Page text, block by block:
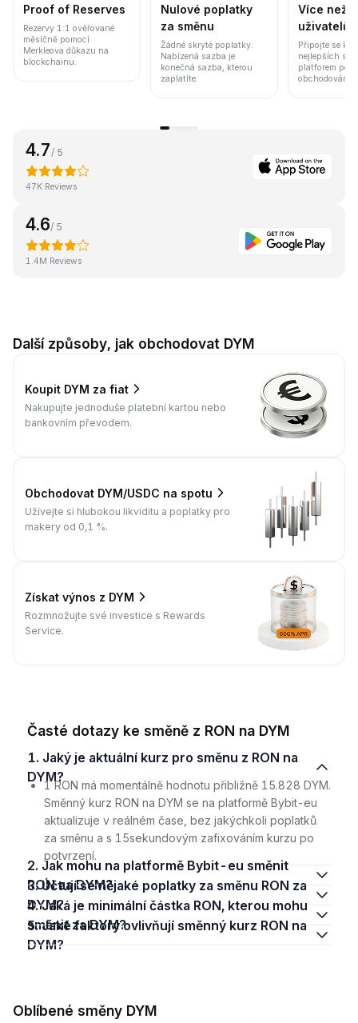
Proof of Reserves
Rezervy 1:1 ověřované
měsíčně pomocí
Merkleova důkazu na
blockchainu.
Nulové poplatky
za směnu
Žádné skryté poplatky.
Nabízená sazba je
konečná sazba, kterou
zaplatíte.
Více než
uživatelů
Připojte se k
nejlepších
platforem
obchodování
4.7/ 5
47K Reviews
4.6/ 5
1.4M Reviews
Další způsoby, jak obchodovat DYM
Koupit DYM za fiat
Nakupujte jednoduše platební kartou nebo
bankovním převodem.
Obchodovat DYM/USDC na spotu
Užívejte si hlubokou likviditu a poplatky pro
makery od 0,1 %.
Získat výnos z DYM
Rozmnožujte své investice s Rewards
Service.
Časté dotazy ke směně z RON na DYM
1. Jaký je aktuální kurz pro směnu z RON na
DYM?
1 RON má momentálně hodnotu přibližně 15.828 DYM.
Směnný kurz RON na DYM se na platformě Bybit-eu
aktualizuje v reálném čase, bez jakýchkoli poplatků
za směnu a s 15sekundovým zafixováním kurzu po
potvrzení.
2. Jak mohu na platformě Bybit-eu směnit
RON za DYM?
3. Účtují se nějaké poplatky za směnu RON za
DYM?
4. Jaká je minimální částka RON, kterou mohu
směnit za DYM?
5. Jaké faktory ovlivňují směnný kurz RON na
DYM?
Oblíbené směny DYM